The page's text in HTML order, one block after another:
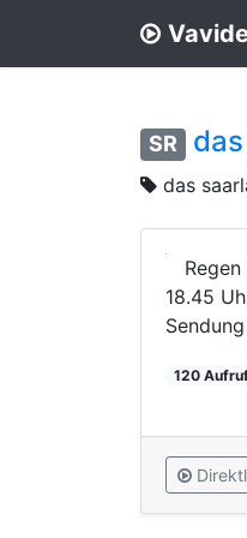
SR
das
18.45
120